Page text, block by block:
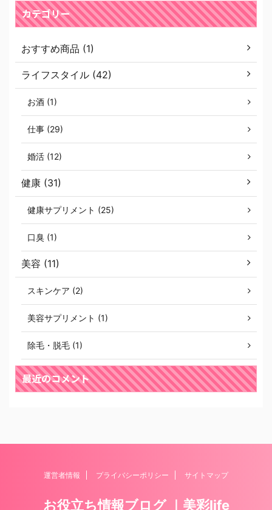
カテゴリー
おすすめ商品 (1)
ライフスタイル (42)
お酒 (1)
仕事 (29)
婚活 (12)
健康 (31)
健康サプリメント (25)
口臭 (1)
美容 (11)
スキンケア (2)
美容サプリメント (1)
除毛・脱毛 (1)
最近のコメント
運営者情報 プライバシーポリシー サイトマップ
お役立ち情報ブログ ｜美彩life